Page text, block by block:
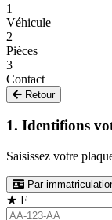
1
Véhicule
2
Pièces
3
Contact
Retour
1. Identifions
Saisissez votre
Par
★ F